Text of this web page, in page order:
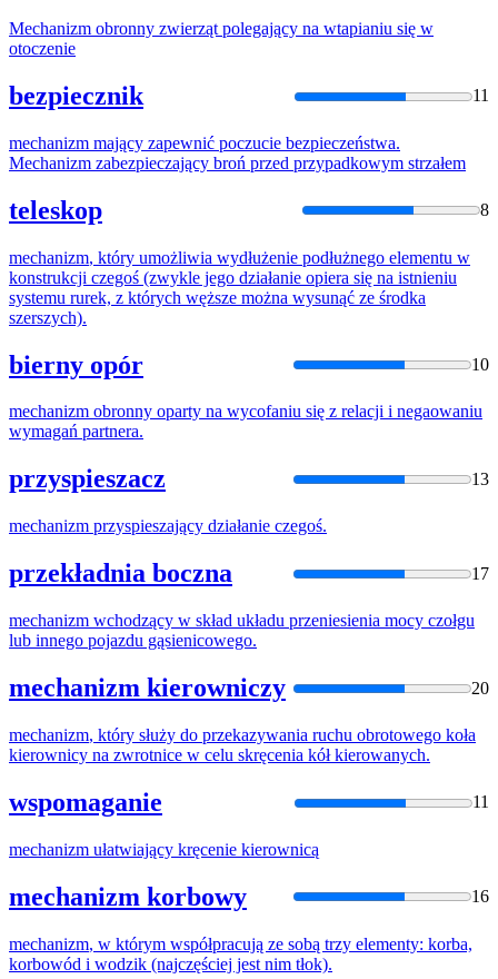
Mechanizm obronny zwierząt polegający na wtapianiu się w
otoczenie
bezpiecznik 11
mechanizm mający zapewnić poczucie bezpieczeństwa.
Mechanizm zabezpieczający broń przed przypadkowym strzałem
teleskop 8
mechanizm, który umożliwia wydłużenie podłużnego elementu w
konstrukcji czegoś (zwykle jego działanie opiera się na istnieniu
systemu rurek, z których węższe można wysunąć ze środka
szerszych).
bierny opór 10
mechanizm obronny oparty na wycofaniu się z relacji i negaowaniu
wymagań partnera.
przyspieszacz 13
mechanizm przyspieszający działanie czegoś.
przekładnia boczna 17
mechanizm wchodzący w skład układu przeniesienia mocy czołgu
lub innego pojazdu gąsienicowego.
mechanizm kierowniczy 20
mechanizm, który służy do przekazywania ruchu obrotowego koła
kierownicy na zwrotnice w celu skręcenia kół kierowanych.
wspomaganie 11
mechanizm ułatwiający kręcenie kierownicą
mechanizm korbowy 16
mechanizm, w którym współpracują ze sobą trzy elementy: korba,
korbowód i wodzik (najczęściej jest nim tłok).